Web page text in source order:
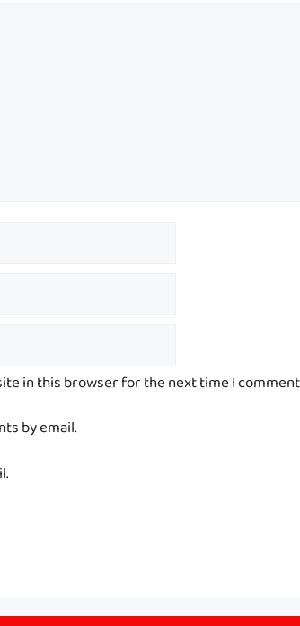
in this browser for the next time I
by email.